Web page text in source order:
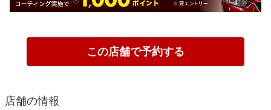
この店舗で予約する
店舗の情報